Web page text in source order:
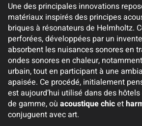
Une des principales innovations
matériaux inspirés des principes
briques à résonateurs de Helmholtz.
perforées, développées par un
absorbent les nuisances sonores en
ondes sonores en chaleur,
urbain, tout en participant à une
apaisée. Ce procédé, initialement
est aujourd’hui utilisé dans des
de gamme, où acoustique chicet
conjuguent avec art.